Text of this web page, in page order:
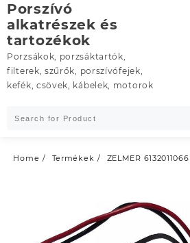
Porszívó
alkatrészek és
tartozékok
Porzsákok, porzsáktartók,
filterek, szűrők, porszívófejek,
kefék, csövek, kábelek, motorok
Home Termékek
ZELMER